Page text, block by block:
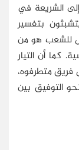
الشريعة في
بتفسير
للشعب هو من
كما أن التيار
فريق متطرفوه،
التوفيق بين